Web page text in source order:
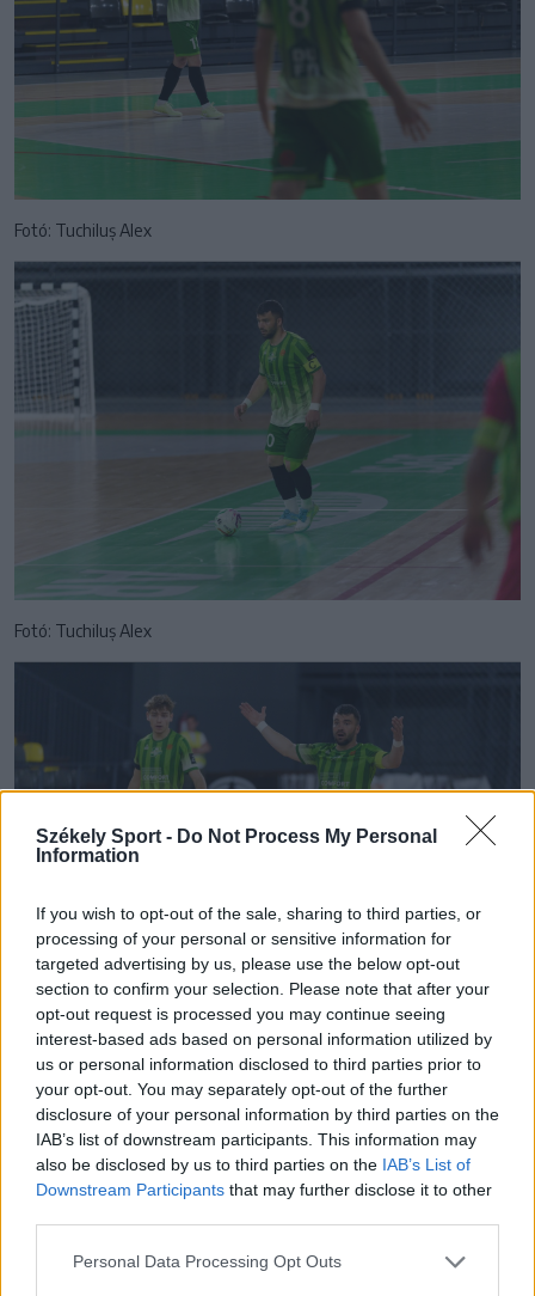
Székely Sport - Do Not Process My Personal
Information
If you wish to opt-out of the sale, sharing to third parties, or
processing of your personal or sensitive information for
targeted advertising by us, please use the below opt-out
section to confirm your selection. Please note that after your
opt-out request is processed you may continue seeing
interest-based ads based on personal information utilized by
us or personal information disclosed to third parties prior to
your opt-out. You may separately opt-out of the further
disclosure of your personal information by third parties on the
IAB’s list of downstream participants. This information may
also be disclosed by us to third parties on the IAB’s List of
Downstream Participants that may further disclose it to other
Personal Data Processing Opt Outs
Fotó: Tuchiluș Alex
Fotó: Tuchiluș Alex
Fotó: Tuchiluș Alex